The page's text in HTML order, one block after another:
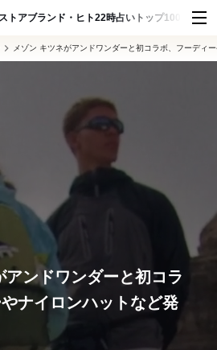
ストアブランド・ヒト22時占い トップ100 スナッ
メゾン キツネがアンドワンダーと初コラボ、フーディ
アンドワンダーと初コラ
ナイロンハットなど発